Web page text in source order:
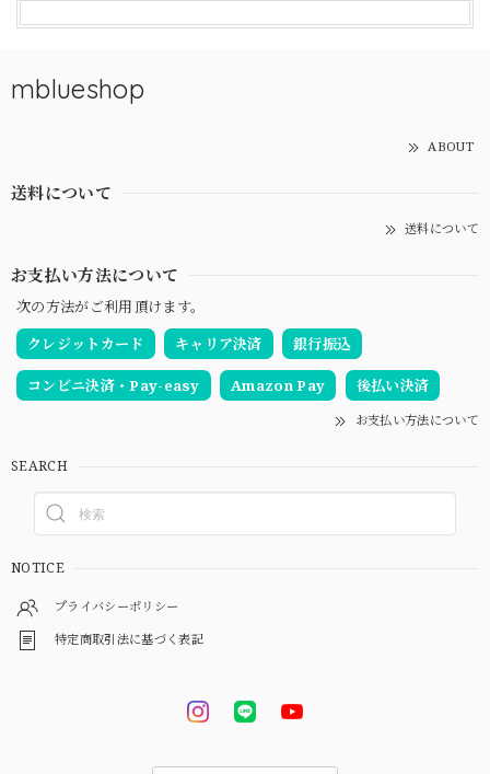
mblueshop
ABOUT
送料について
送料について
お支払い方法について
次の方法がご利用頂けます。
クレジットカード
キャリア決済 銀行振込
コンビニ決済・Pay-easy Amazon Pay 後払い決済
お支払い方法について
SEARCH
NOTICE
プライバシーポリシー
特定商取引法に基づく表記